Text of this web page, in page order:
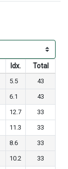
Idx. Total
5.5 43
6.1 43
12.7 33
11.3 33
8.6 33
10.2 33